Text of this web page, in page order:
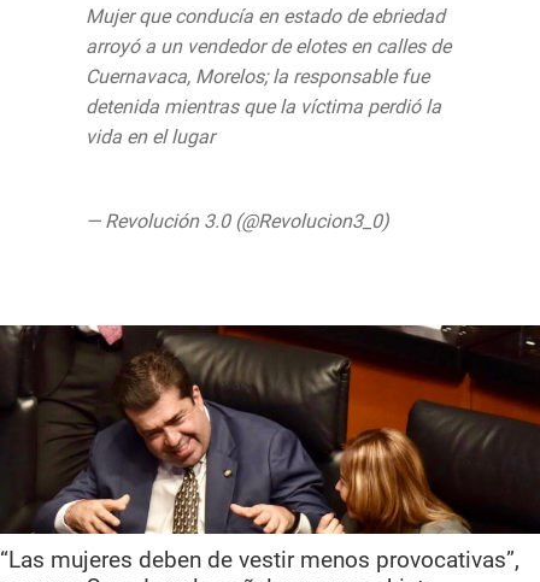
Mujer que conducía en estado de ebriedad
arroyó a un vendedor de elotes en calles de
Cuernavaca, Morelos; la responsable fue
detenida mientras que la víctima perdió la
vida en el lugar
— Revolución 3.0 (@Revolucion3_0)
“Las mujeres deben de vestir menos provocativas”,